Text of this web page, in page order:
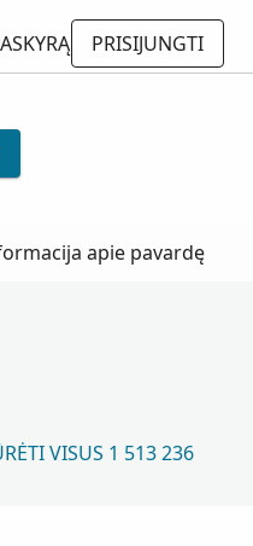
PRISIJUNGTI
apie pavardę
VISUS 1 513 236